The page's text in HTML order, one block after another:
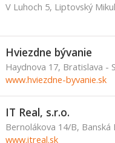
V Luhoch 5, Liptovský
Hviezdne bývanie
Haydnova 17, Bratislava -
www.hviezdne-byvanie.sk
IT Real, s.r.o.
Bernolákova 14/B, Banská
www.itreal.sk